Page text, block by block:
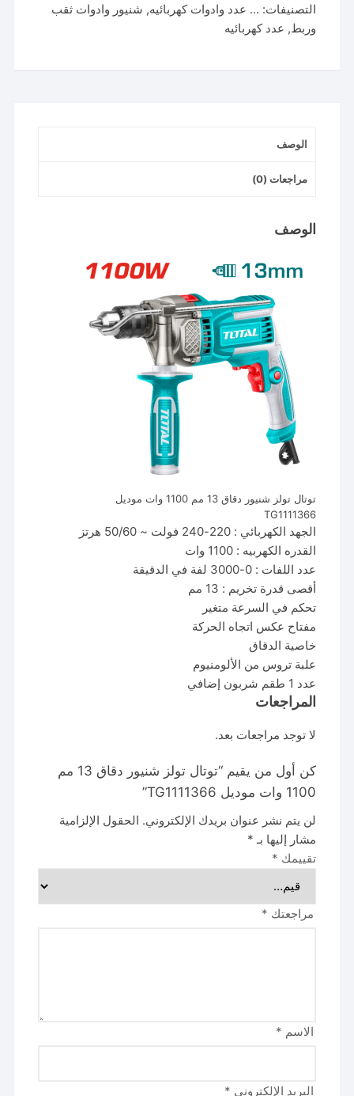
شنيور
دقاق
TG1111366
التصنيفات: ... عدد وادوات كهربائيه, شنيور وادوات ثقب
وربط, عدد كهربائيه
الوصف
مراجعات (0)
الوصف
توتال تولز شنيور دقاق 13 مم 1100 وات موديل
TG1111366
الجهد الكهربائي : 220-240 فولت ~ 50/60 هرتز
القدره الكهربيه : 1100 وات
عدد اللفات : 0-3000 لفة في الدقيقة
أقصى قدرة تخريم : 13 مم
تحكم في السرعة متغير
مفتاح عكس اتجاه الحركة
خاصية الدقاق
علبة تروس من الألومنيوم
عدد 1 طقم شربون إضافي
المراجعات
لا توجد مراجعات بعد.
كن أول من يقيم “توتال تولز شنيور دقاق 13 مم
1100 وات موديل TG1111366”
لن يتم نشر عنوان بريدك الإلكتروني. الحقول الإلزامية
مشار إليها بـ *
تقييمك *
مراجعتك *
الاسم *
البريد الإلكتروني *